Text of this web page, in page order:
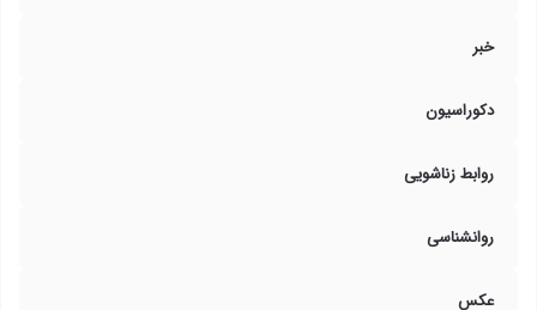
خبر
دکوراسیون
روابط زناشویی
روانشناسی
عکس